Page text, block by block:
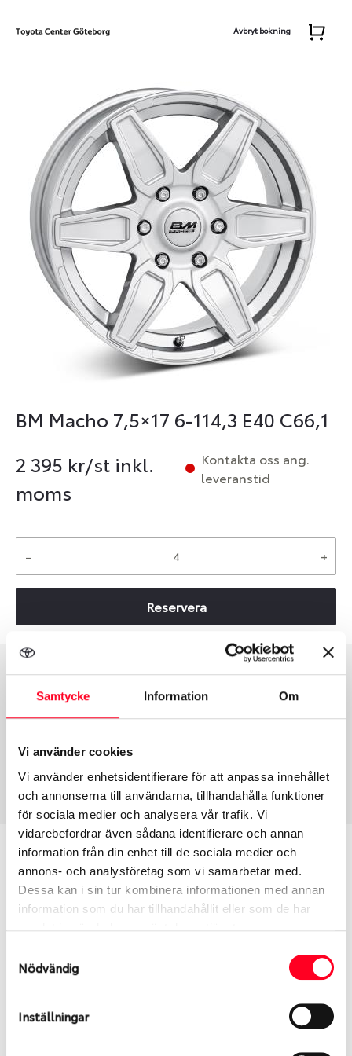
Samtycke Information Om
Vi använder cookies
Vi använder enhetsidentifierare för att anpassa innehållet
och annonserna till användarna, tillhandahålla funktioner
för sociala medier och analysera vår trafik. Vi
vidarebefordrar även sådana identifierare och annan
information från din enhet till de sociala medier och
annons- och analysföretag som vi samarbetar med.
Dessa kan i sin tur kombinera informationen med annan
information som du har tillhandahållit eller som de har
Nödvändig
Inställningar
Avbryt bokning
BM Macho 7,5×17 6-114,3 E40 C66,1
2 395 kr/st inkl.
moms
Kontakta oss ang.
leveranstid
- +
Reservera
Group
Fälg PV/C LM
Tum
40
114.3 8547
Passar denna fälg min bil?
Ange registreringsnummer för att se om den fälg
du valt passar din bilmodell. Se till att kolla en extra
Ibland kan fälgen ha bytts ut under årens lopp och
inte vara samma dimension som bilen hade ut från
Sök